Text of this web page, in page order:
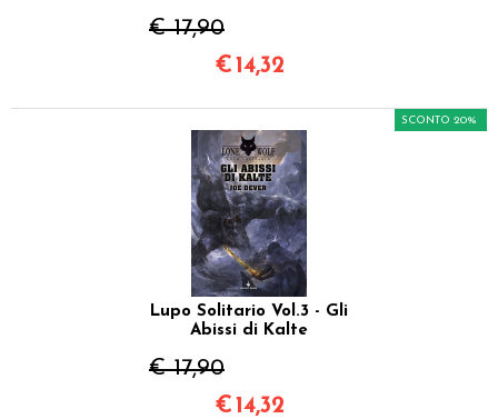
€ 17,90
€ 14,32
Lupo Solitario Vol.3 - Gli
Abissi di Kalte
€ 17,90
SCONTO 20%
€ 14,32